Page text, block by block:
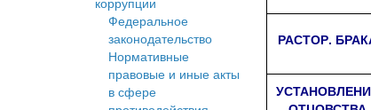
Федеральное
законодательство
Нормативные
правовые и иные акты
в сфере
РАСТОР.